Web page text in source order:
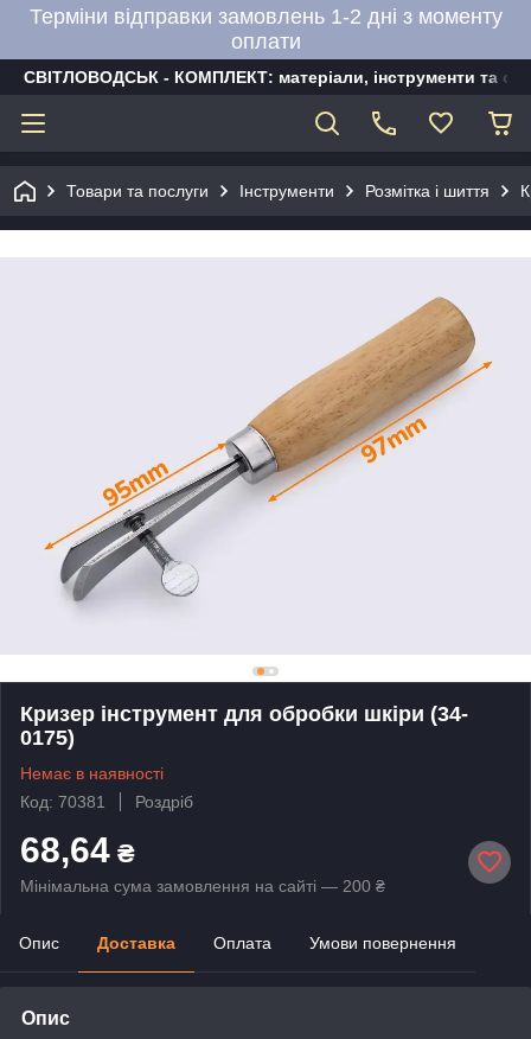
Терміни відправки замовлень 1-2 дні з моменту
оплати
СВІТЛОВОДСЬК - КОМПЛЕКТ: матеріали, інструменти та
Товари та послуги Інструменти Розмітка і шиття
Кризер інструмент для обробки шкіри (34-
0175)
Немає в наявності
Код: 70381
Роздріб
68,64 ₴
Мінімальна сума замовлення на сайті — 200 ₴
Опис Доставка Оплата Умови повернення
Опис